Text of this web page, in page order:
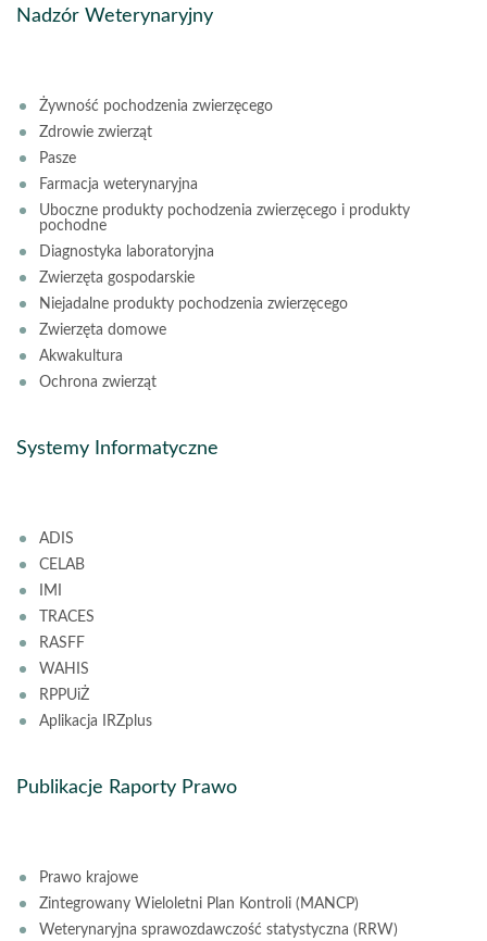
Nadzór Weterynaryjny
Żywność pochodzenia zwierzęcego
Zdrowie zwierząt
Pasze
Farmacja weterynaryjna
Uboczne produkty pochodzenia zwierzęcego i produkty
pochodne
Diagnostyka laboratoryjna
Zwierzęta gospodarskie
Niejadalne produkty pochodzenia zwierzęcego
Zwierzęta domowe
Akwakultura
Ochrona zwierząt
Systemy Informatyczne
ADIS
CELAB
IMI
TRACES
RASFF
WAHIS
RPPUiŻ
Aplikacja IRZplus
Publikacje Raporty Prawo
Prawo krajowe
Zintegrowany Wieloletni Plan Kontroli (MANCP)
Weterynaryjna sprawozdawczość statystyczna (RRW)